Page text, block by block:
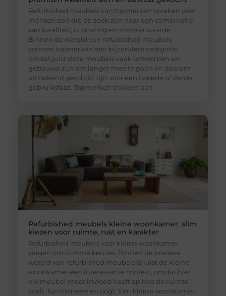
Refurbished meubels van topmerken spreken veel
mensen aan die op zoek zijn naar een combinatie
van kwaliteit, uitstraling en slimme waarde.
Binnen de wereld van refurbished meubels
vormen topmerken een bijzondere categorie,
omdat juist deze meubels vaak ontworpen en
gebouwd zijn om langer mee te gaan en daarom
uitstekend geschikt zijn voor een tweede of derde
gebruiksfase. Topmerken trekken aan
Refurbished meubels kleine woonkamer: slim
kiezen voor ruimte, rust en karakter
Refurbished meubels voor kleine woonkamer
vragen om slimme keuzes. Binnen de bredere
wereld van refurbished meubels is juist de kleine
woonkamer een interessante context, omdat hier
elk meubel meer invloed heeft op hoe de ruimte
voelt, functioneert en oogt. Een kleine woonkamer